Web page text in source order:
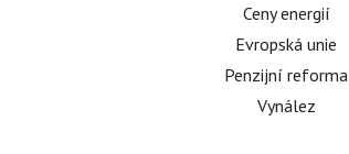
Ceny energií
Evropská unie
Penzijní reforma
Vynález